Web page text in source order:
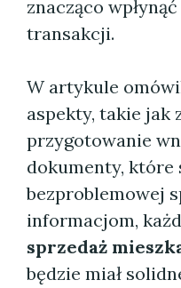
znacząco
transakcji.
W artykule
aspekty, takie jak
przygotowanie
dokumenty, które
bezproblemowej
informacjom,
sprzedaż
będzie miał